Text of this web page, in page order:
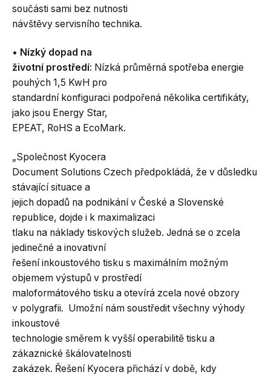
součásti sami bez nutnosti
návštěvy servisního technika.
• Nízký dopad na
životní prostředí: Nízká průměrná spotřeba energie
pouhých 1,5 KwH pro
standardní konfiguraci podpořená několika certifikáty,
jako jsou Energy Star,
EPEAT, RoHS a EcoMark.
„Společnost Kyocera
Document Solutions Czech předpokládá, že v důsledku
stávající situace a
jejich dopadů na podnikání v České a Slovenské
republice, dojde i k maximalizaci
tlaku na náklady tiskových služeb. Jedná se o zcela
jedinečné a inovativní
řešení inkoustového tisku s maximálním možným
objemem výstupů v prostředí
maloformátového tisku a otevírá zcela nové obzory
v polygrafii. Umožní nám soustředit všechny výhody
inkoustové
technologie směrem k vyšší operabilitě tisku a
zákaznické škálovatelnosti
zakázek. Řešení Kyocera přichází v době, kdy